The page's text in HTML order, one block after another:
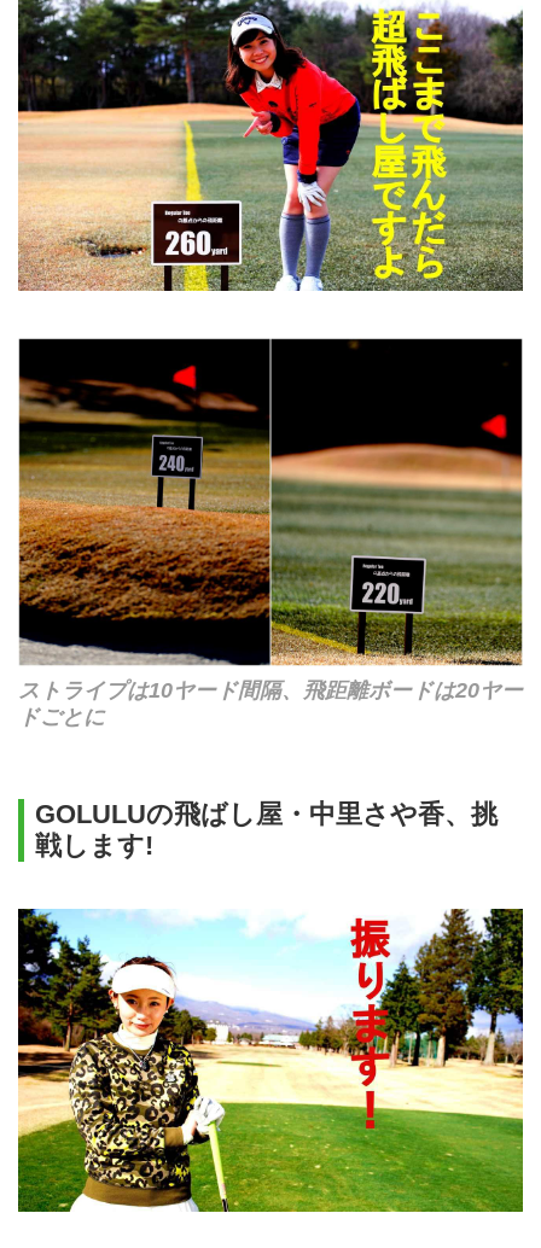
ストライプは10ヤード間隔、飛距離ボードは20ヤー
ドごとに
GOLULUの飛ばし屋・中里さや香、挑
戦します!